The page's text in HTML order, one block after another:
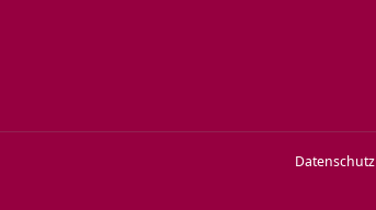
Datenschutz